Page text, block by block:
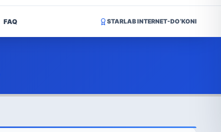
FAQ STARLAB INTERNET-DO‘KONI